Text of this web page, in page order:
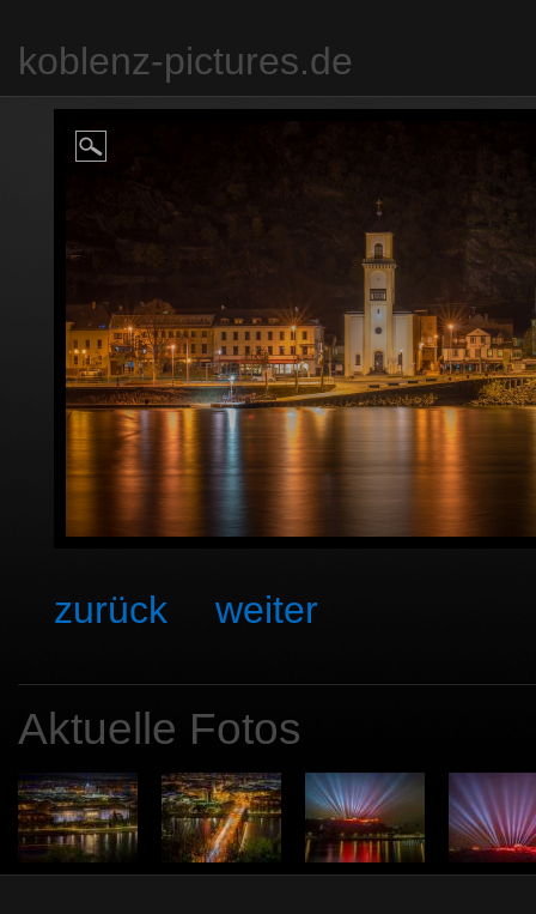
koblenz-pictures.de
zurück weiter
Aktuelle Fotos